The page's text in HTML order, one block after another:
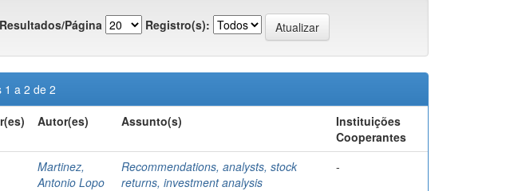
Resultados/Página Registro(s):
1 a 2 de 2
Autor(es) Assunto(s)
Instituições
Cooperantes
Martinez,
Antonio Lopo
Recommendations, analysts, stock
returns, investment analysis
-